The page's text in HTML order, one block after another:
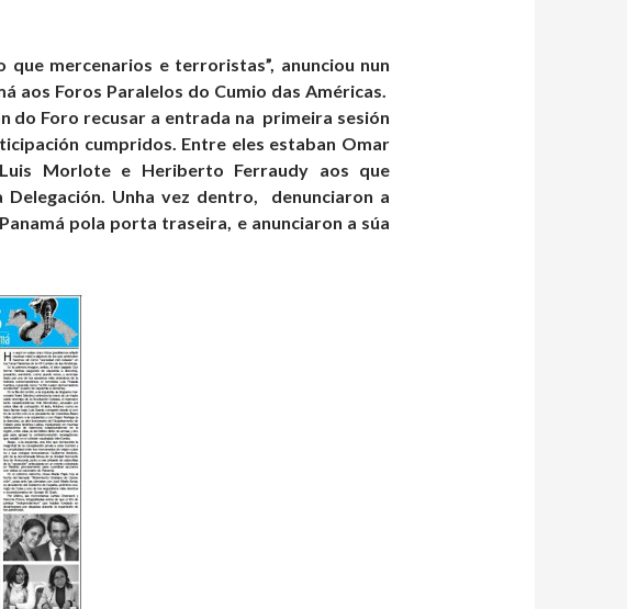
que mercenarios e terroristas”, anunciou nun
aos Foros Paralelos do Cumio das Américas.
do Foro recusar a entrada na primeira sesión
cumpridos. Entre eles estaban Omar
Morlote e Heriberto Ferraudy aos que
Unha vez dentro, denunciaron a
pola porta traseira, e anunciaron a súa